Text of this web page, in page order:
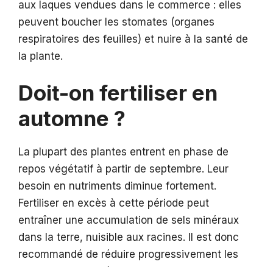
aux laques vendues dans le commerce : elles
peuvent boucher les stomates (organes
respiratoires des feuilles) et nuire à la santé de
la plante.
Doit-on fertiliser en
automne ?
La plupart des plantes entrent en phase de
repos végétatif à partir de septembre. Leur
besoin en nutriments diminue fortement.
Fertiliser en excès à cette période peut
entraîner une accumulation de sels minéraux
dans la terre, nuisible aux racines. Il est donc
recommandé de réduire progressivement les